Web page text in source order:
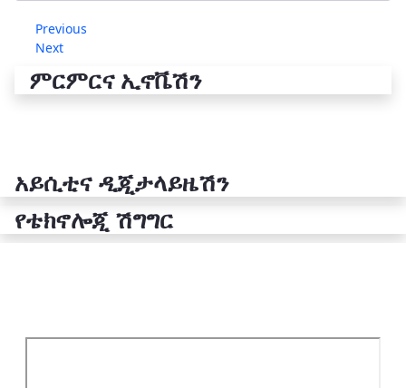
Previous
Next
ምርምርና ኢኖቬሽን
አይሲቲና ዲጂታላይዜሽን
የቴክኖሎጂ ሽግግር